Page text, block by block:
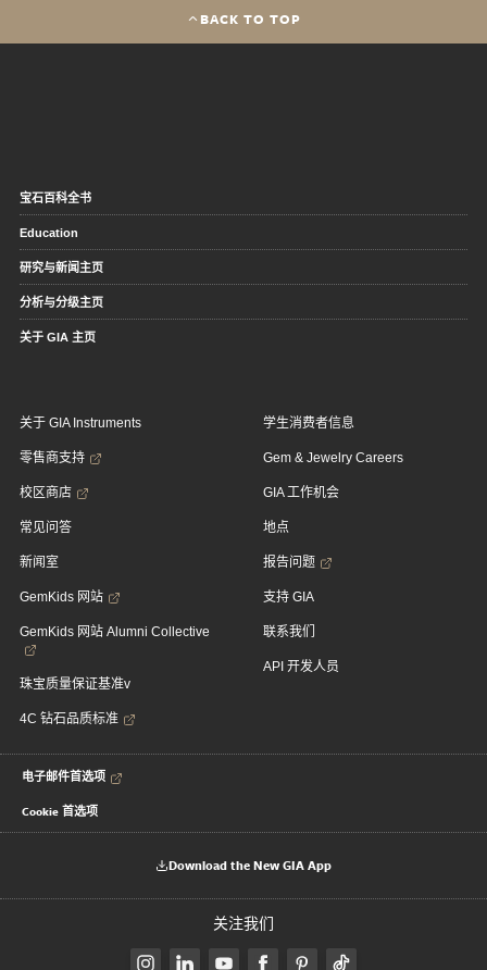
BACK TO TOP
宝石百科全书
Education
研究与新闻主页
分析与分级主页
关于 GIA 主页
关于 GIA Instruments
零售商支持
校区商店
常见问答
新闻室
GemKids 网站
GemKids 网站 Alumni Collective
珠宝质量保证基准v
4C 钻石品质标准
学生消费者信息
Gem & Jewelry Careers
GIA 工作机会
地点
报告问题
支持 GIA
联系我们
API 开发人员
电子邮件首选项
Cookie 首选项
Download the New GIA App
关注我们